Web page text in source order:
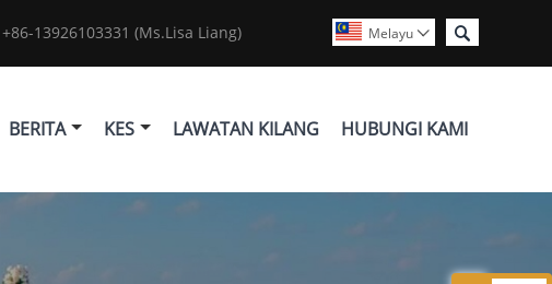
13926103331 (Ms.Lisa Liang) 
Melayu 
BERITA KES LAWATAN KILANG HUBUNGI KAMI